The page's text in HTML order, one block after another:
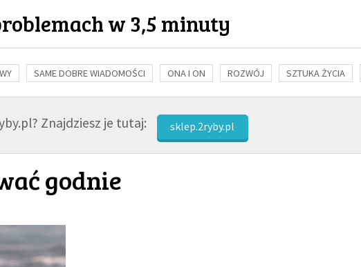
w 3,5 minuty
SAME DOBRE WIADOMOŚCI ONA I ON ROZWÓJ SZTUKA ŻYCIA
NAUKA BIBLIA KOBIETA MĘŻCZYZNA RELIGIE FILOZOFIA
Znajdziesz je tutaj: sklep.2ryby.pl
godnie